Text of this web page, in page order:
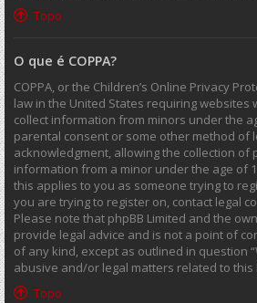
Topo
O que é COPPA?
COPPA, or the Children’s Online Privacy
law in the United States requiring websites
collect information from minors under the
parental consent or some other method of
acknowledgment, allowing the collection
information from a minor under the age of
this applies to you as someone trying to
you are trying to register on, contact legal
Please note that phpBB Limited and the
provide legal advice and is not a point of
of any kind, except as outlined in question
abusive and/or legal matters related to this
Topo